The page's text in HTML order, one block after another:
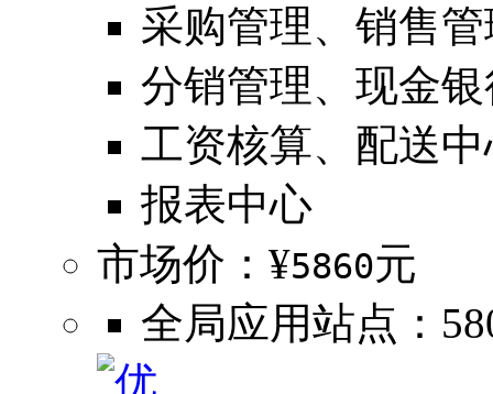
采购管理、销售
分销管理、现金
工资核算、配送
报表中心
市场价：¥5860元
全局应用站点：